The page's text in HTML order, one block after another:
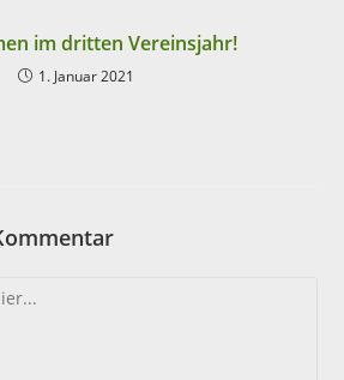
im dritten Vereinsjahr!
1. Januar 2021